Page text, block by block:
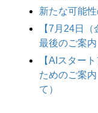
新たな可能
【7月24日
最後のご案
【AIスター
ためのご案
て）